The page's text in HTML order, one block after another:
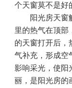
个天窗莫不是好
阳光房天窗解
里的热气在顶部
的天窗打开后，
气补充，形成空
影响采光，使阳
丽，是阳光房的